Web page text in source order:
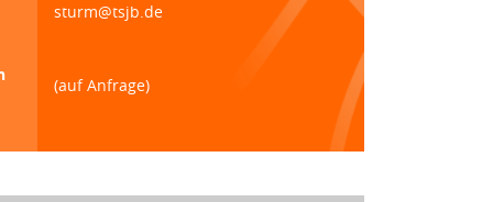
sturm@tsjb.de
(auf Anfrage)